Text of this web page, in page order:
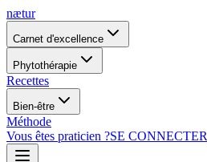
nætur
Carnet d'excellence
Phytothérapie
Recettes
Bien-être
Méthode
Vous êtes praticien ?SE CONNECTER